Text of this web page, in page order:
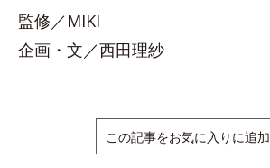
監修／MIKI
企画・文／西田理紗
この記事をお気に入りに追加